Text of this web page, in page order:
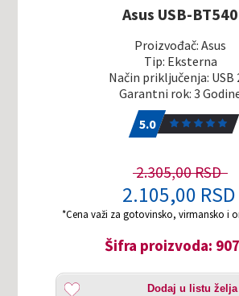
Asus USB-BT540
Proizvođač: Asus
Tip: Eksterna
Način priključenja: USB
Garantni rok: 3
5.0
2.305,00 RSD
2.105,00 RSD
*Cena važi za gotovinsko, virmansko i
Šifra proizvoda:
Dodaj
Dodaj u listu želja